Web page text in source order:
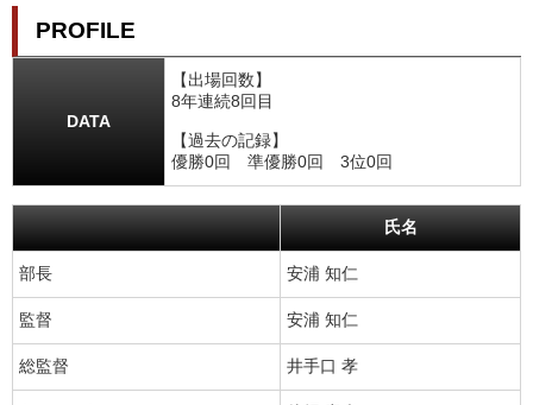
PROFILE
DATA
【出場回数】
8年連続8回目
【過去の記録】
優勝0回 準優勝0回 3位0回
氏名
部長 安浦 知仁
監督 安浦 知仁
総監督 井手口 孝